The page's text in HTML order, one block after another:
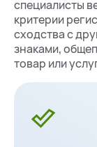
специалисты
критерии
сходства с
знаками,
товар или